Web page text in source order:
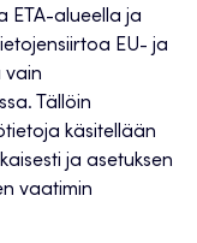
ETA-alueella ja
EU- ja
vain
Tällöin
käsitellään
ja asetuksen
vaatimin